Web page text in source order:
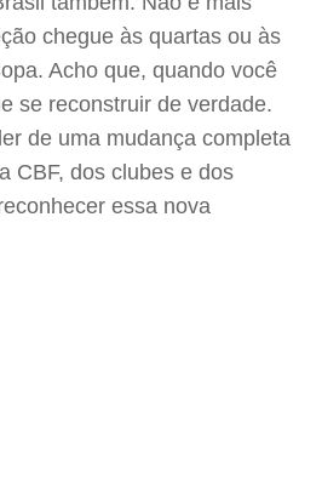
chegue às quartas ou às
Acho que, quando você
se reconstruir de verdade.
de uma mudança completa
CBF, dos clubes e dos
essa nova